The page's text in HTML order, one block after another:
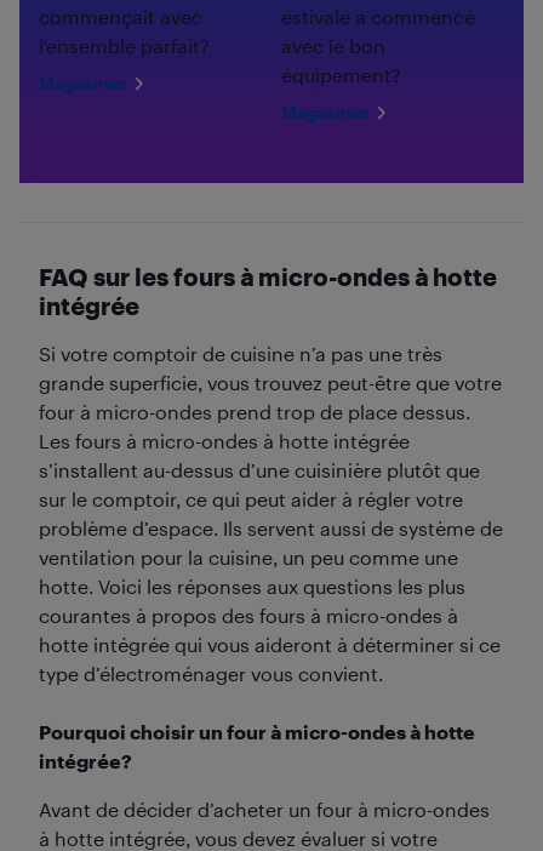
commençait avec
l'ensemble parfait?
Magasinez
estivale a commencé
avec le bon
équipement?
Magasinez
FAQ sur les fours à micro-ondes à hotte
intégrée
Si votre comptoir de cuisine n’a pas une très
grande superficie, vous trouvez peut-être que votre
four à micro-ondes prend trop de place dessus.
Les fours à micro-ondes à hotte intégrée
s’installent au-dessus d’une cuisinière plutôt que
sur le comptoir, ce qui peut aider à régler votre
problème d’espace. Ils servent aussi de système de
ventilation pour la cuisine, un peu comme une
hotte. Voici les réponses aux questions les plus
courantes à propos des fours à micro-ondes à
hotte intégrée qui vous aideront à déterminer si ce
type d’électroménager vous convient.
Pourquoi choisir un four à micro-ondes à hotte
intégrée?
Avant de décider d’acheter un four à micro-ondes
à hotte intégrée, vous devez évaluer si votre